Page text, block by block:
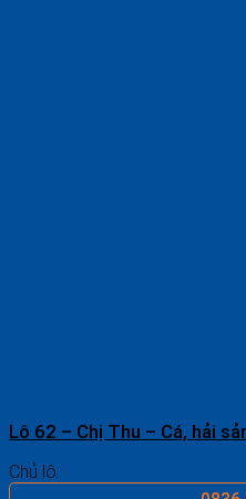
Lô 62 – Chị Thu – Cá, hải
Chủ lô: